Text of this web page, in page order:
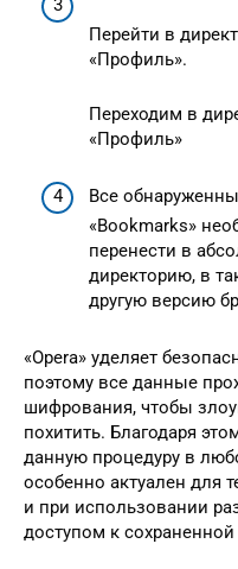
Перейти в
«Профиль».
Переходим в
«Профиль»
Все
«Bookmarks»
перенести в
директорию, в
другую версию
«Opera» уделяет
поэтому все данные
шифрования, чтобы
похитить. Благодаря
данную процедуру в
особенно актуален для
и при использовании
доступом к